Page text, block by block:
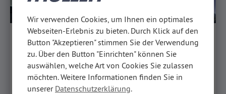
Große Inspektion
Die Einhaltung der großen Inspektion gewährleistet
die Sicherheit, Zuverlässigkeit und den Garantieerhalt
Ihres Wagens. Diese Wartung wird nach Fiat-Vorgaben
durchgeführt.
Wir verwenden Cookies, um Ihnen ein optimales
Webseiten-Erlebnis zu bieten. Durch Klick auf den
Button "Akzeptieren" stimmen Sie der Verwendung
zu. Über den Button "Einrichten" können Sie
auswählen, welche Art von Cookies Sie zulassen
möchten. Weitere Informationen finden Sie in
unserer Datenschutzerklärung.